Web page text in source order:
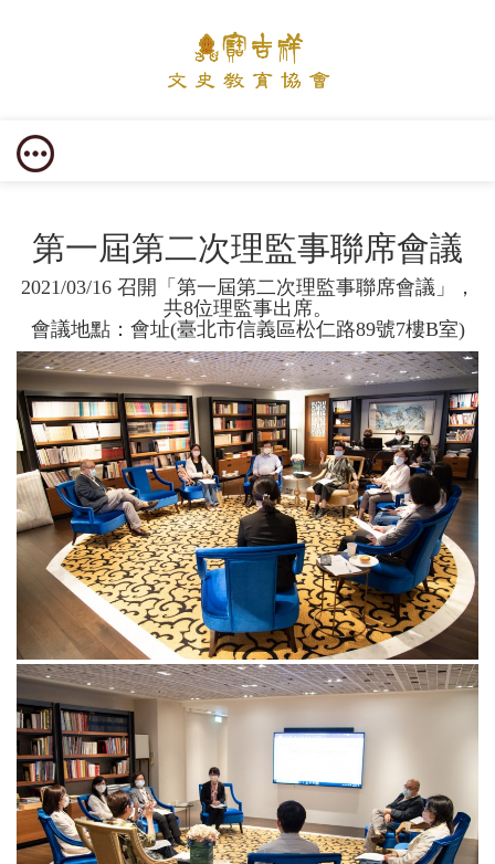
第一屆第二次理監事聯席會議
2021/03/16 召開「第一屆第二次理監事聯席會議」，
共8位理監事出席。
會議地點：會址(臺北市信義區松仁路89號7樓B室)